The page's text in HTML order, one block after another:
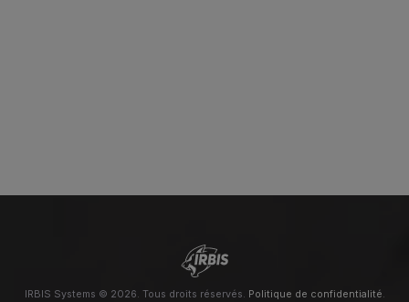
IRBIS Systems © 2026. Tous droits réservés. Politique de confidentialité.